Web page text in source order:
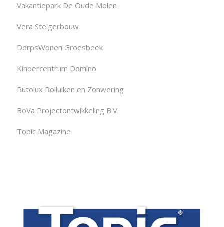
Vakantiepark De Oude Molen
Vera Steigerbouw
DorpsWonen Groesbeek
Kindercentrum Domino
Rutolux Rolluiken en Zonwering
BoVa Projectontwikkeling B.V.
Topic Magazine